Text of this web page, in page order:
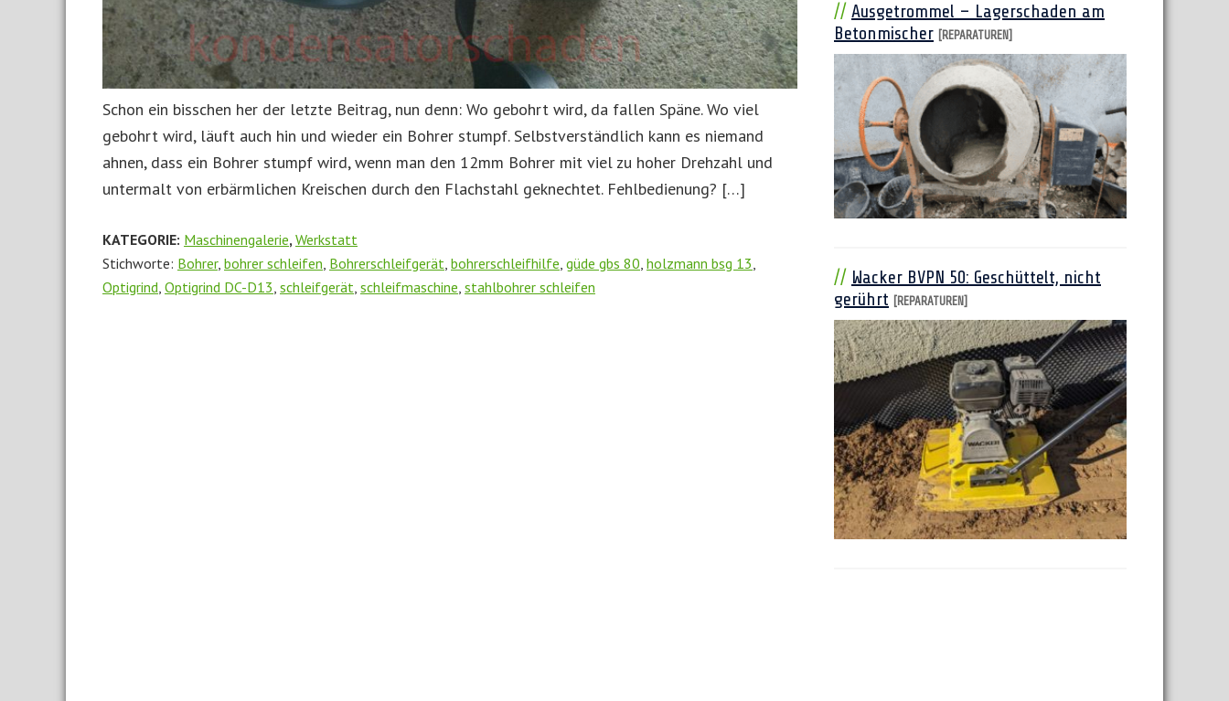
Schon ein bisschen her der letzte Beitrag, nun denn: Wo gebohrt wird, da fallen Späne. Wo viel
gebohrt wird, läuft auch hin und wieder ein Bohrer stumpf. Selbstverständlich kann es niemand
ahnen, dass ein Bohrer stumpf wird, wenn man den 12mm Bohrer mit viel zu hoher Drehzahl und
untermalt von erbärmlichen Kreischen durch den Flachstahl geknechtet. Fehlbedienung? […]
KATEGORIE: Maschinengalerie, Werkstatt
Stichworte: Bohrer, bohrer schleifen, Bohrerschleifgerät, bohrerschleifhilfe, güde gbs 80, holzmann bsg 13,
Optigrind, Optigrind DC-D13, schleifgerät, schleifmaschine, stahlbohrer schleifen
Ausgetrommel – Lagerschaden am
Betonmischer
[REPARATUREN]
Wacker BVPN 50: Geschüttelt, nicht
gerührt
[REPARATUREN]